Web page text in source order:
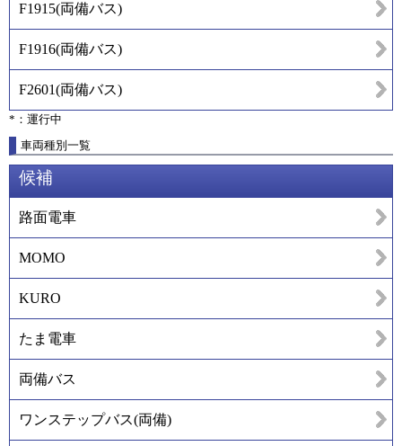
F1915(両備バス)
F1916(両備バス)
F2601(両備バス)
*：運行中
車両種別一覧
候補
路面電車
MOMO
KURO
たま電車
両備バス
ワンステップバス(両備)